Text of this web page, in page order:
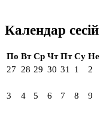
Календар сесій
По Вт Ср Чт Пт Су Не
27 28 29 30 31 1 2
3 4 5 6 7 8 9